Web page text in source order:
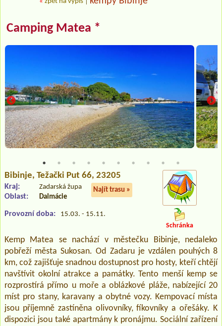
Camping Matea *
Bibinje, Težački Put 66, 23205
Najít trasu »
Kraj: Zadarská župa
Oblast: Dalmácie
Provozní doba:
15.03. - 15.11.
Schránka
Kemp Matea se nachází v městečku Bibinje, nedaleko
pobřeží města Sukosan. Od Zadaru je vzdálen pouhých 8
km, což zajišťuje snadnou dostupnost pro hosty, kteří chtějí
navštívit okolní atrakce a památky. Tento menší kemp se
rozprostírá přímo u moře a oblázkové pláže, nabízející 20
míst pro stany, karavany a obytné vozy. Kempovací místa
jsou příjemně zastíněna olivovníky, fíkovníky a ořešáky. K
dispozici jsou také apartmány k pronájmu. Sociální zařízení